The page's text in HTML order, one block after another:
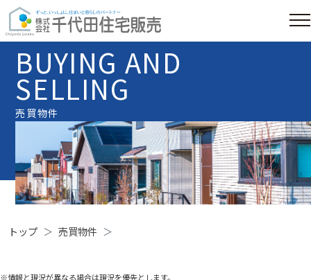
BUYING AND
SELLING
売買物件
トップ 売買物件
※情報と現況が異なる場合は現況を優先とします。